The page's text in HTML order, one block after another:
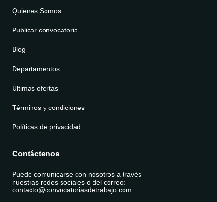
Quienes Somos
Publicar convocatoria
Blog
Departamentos
Últimas ofertas
Términos y condiciones
Políticas de privacidad
Contáctenos
Puede comunicarse con nosotros a través
nuestras redes sociales o del correo:
contacto@convocatoriasdetrabajo.com